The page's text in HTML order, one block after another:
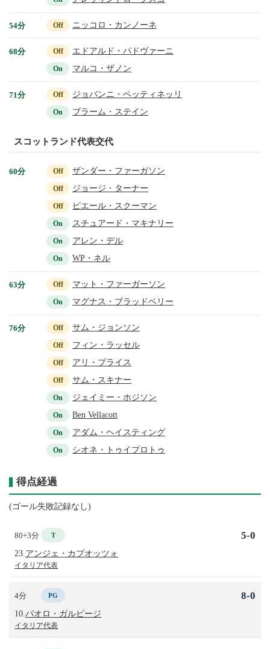
54分 Off ニッコロ・カンノーネ
68分 Off エドアルド・パドヴァーニ
On マルコ・ザノン
71分 Off ジョバンニ・ペッティネッリ
On ブラーム・ステイン
スコットランド代表交代
60分 Off ザンダー・ファーガソン
Off ジョージ・ターナー
Off ピエール・スクーマン
On スチュアード・マキナリー
On アレン・デル
On WP・ネル
63分 Off マット・ファーガーソン
On マグナス・ブラッドベリー
76分 Off サム・ジョンソン
Off フィン・ラッセル
Off アリ・プライス
Off サム・スキナー
On ジェイミー・ホジソン
On Ben Vellacott
On アダム・ヘイスティング
On シオネ・トゥイプロトゥ
得点経過
(ゴール失敗記録なし)
80+3分 T
23. アンジェ・カプオッツォ
イタリア代表
5-0
4分 PG
10. パオロ・ガルビージ
イタリア代表
8-0